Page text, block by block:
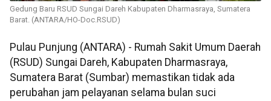
Gedung Baru RSUD Sungai Dareh Kabupaten Dharmasraya, Sumatera
Barat. (ANTARA/HO-Doc.RSUD)
Pulau Punjung (ANTARA) - Rumah Sakit Umum Daerah
(RSUD) Sungai Dareh, Kabupaten Dharmasraya,
Sumatera Barat (Sumbar) memastikan tidak ada
perubahan jam pelayanan selama bulan suci